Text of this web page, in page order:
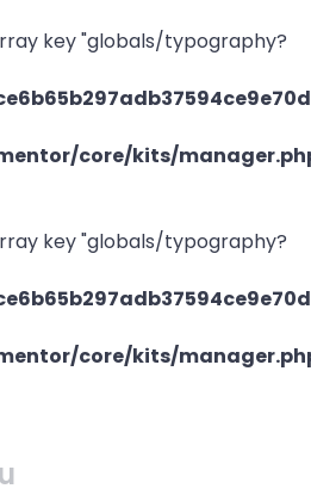
key "globals/typography?
core/kits/
key "globals/typography?
core/kits/